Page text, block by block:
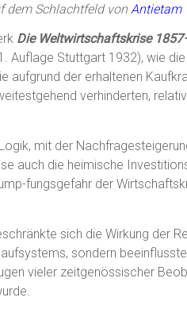
dem Schlachtfeld von Antietam
Die Weltwirtschaftskrise
Auflage Stuttgart 1932), wie
aufgrund der erhaltenen
verhinderten,
mit der
auch die heimische
fungsgefahr der
sich die Wirkung der
sondern
vieler zeitgenössischer